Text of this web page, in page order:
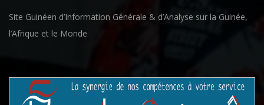
Site Guinéen d’Information Générale & d’Analyse sur la Guinée,
l’Afrique et le Monde